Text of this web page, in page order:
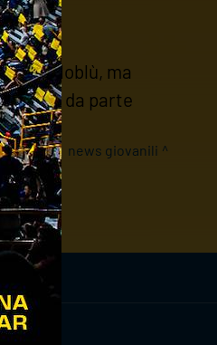
gialloblù, ma
bel tifo da parte
news giovanili